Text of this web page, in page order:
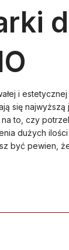
i
się najwyższą
to, czy
dużych
być pewien,